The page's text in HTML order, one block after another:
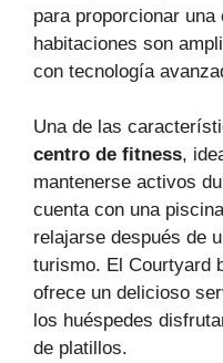
para proporcionar
habitaciones son
con tecnología
Una de las
centro de fitness,
mantenerse activos
cuenta con una
relajarse después de
turismo. El Courtyard
ofrece un delicioso
los huéspedes
de platillos.